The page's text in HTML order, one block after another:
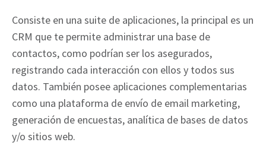
Consiste en una suite de aplicaciones, la principal es un
CRM que te permite administrar una base de
contactos, como podrían ser los asegurados,
registrando cada interacción con ellos y todos sus
datos. También posee aplicaciones complementarias
como una plataforma de envío de email marketing,
generación de encuestas, analítica de bases de datos
y/o sitios web.